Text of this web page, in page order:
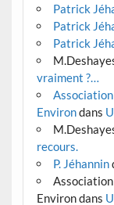
Patrick
Patrick
Patrick
vraiment ?…
Environdans
recours.
P. Jéhannin
Environdans